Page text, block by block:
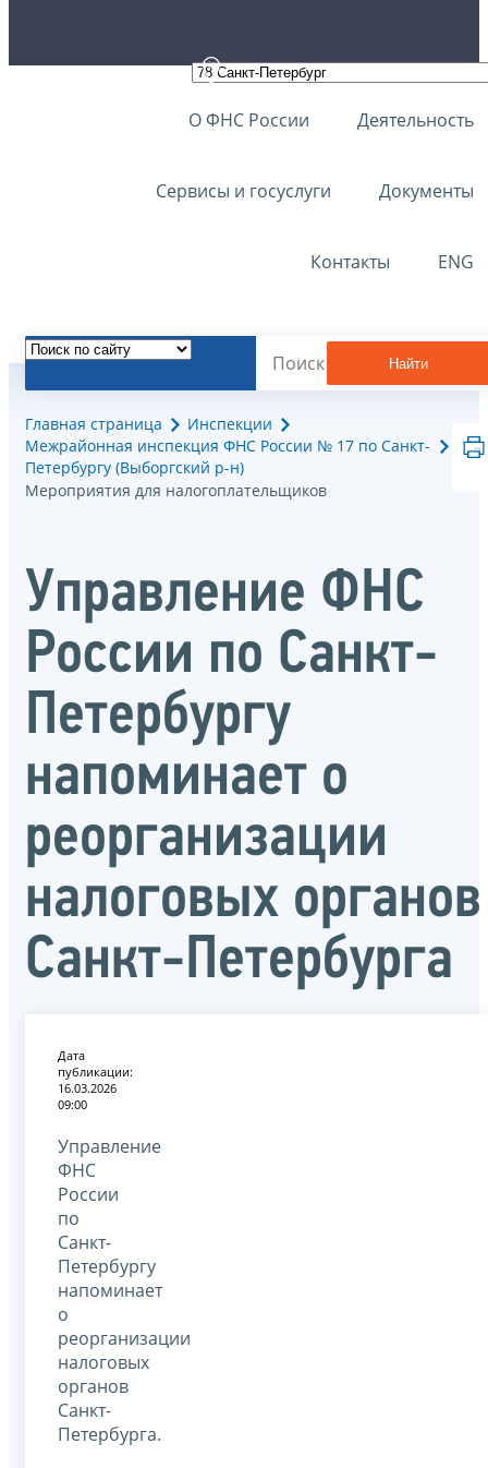
О ФНС России Деятельность
Сервисы и госуслуги Документы
Контакты ENG
Найти
Главная страница
Инспекции
Межрайонная инспекция ФНС России № 17 по Санкт-
Петербургу (Выборгский р-н)
Мероприятия для налогоплательщиков
Управление ФНС
России по Санкт-
Петербургу
напоминает о
реорганизации
налоговых органов
Санкт-Петербурга
Дата
публикации:
16.03.2026
09:00
Управление
ФНС
России
по
Санкт-
Петербургу
напоминает
о
реорганизации
налоговых
органов
Санкт-
Петербурга.